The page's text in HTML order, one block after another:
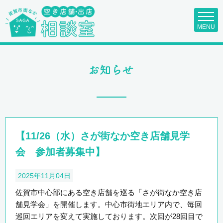
【11/26（水）さが街なか空き店舗見学
会 参加者募集中】
2025年11月04日
佐賀市中心部にある空き店舗を巡る「さが街なか空き店
舗見学会」を開催します。中心市街地エリア内で、毎回
巡回エリアを変えて実施しております。次回が28回目で
MENU